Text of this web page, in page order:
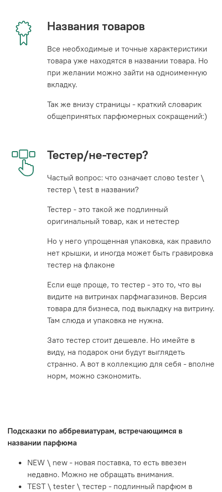
Названия товаров
Все необходимые и точные характеристики
товара уже находятся в названии товара. Но
при желании можно зайти на одноименную
вкладку.
Так же внизу страницы - краткий словарик
общепринятых парфюмерных сокращений:)
Тестер/не-тестер?
Частый вопрос: что означает слово tester \
тестер \ test в названии?
Тестер - это такой же подлинный
оригинальный товар, как и нетестер
Но у него упрощенная упаковка, как правило
нет крышки, и иногда может быть гравировка
тестер на флаконе
Если еще проще, то тестер - это то, что вы
видите на витринах парфмагазинов. Версия
товара для бизнеса, под выкладку на витрину.
Там слюда и упаковка не нужна.
Зато тестер стоит дешевле. Но имейте в
виду, на подарок они будут выглядеть
странно. А вот в коллекцию для себя - вполне
норм, можно сэкономить.
Подсказки по аббревиатурам, встречающимся в
названии парфюма
NEW \ new - новая поставка, то есть ввезен
недавно. Можно не обращать внимания.
TEST \ tester \ тестер - подлинный парфюм в